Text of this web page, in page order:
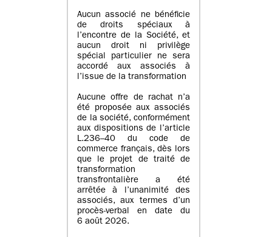
Aucun associé ne bénéficie
de droits spéciaux à
l’encontre de la Société, et
aucun droit ni privilège
spécial particulier ne sera
accordé aux associés à
l’issue de la transformation
Aucune offre de rachat n’a
été proposée aux associés
de la société, conformément
aux dispositions de l’article
L.236–40 du code de
commerce français, dès lors
que le projet de traité de
transformation
transfrontalière a été
arrêtée à l’unanimité des
associés, aux termes d’un
procès-verbal en date du
6 août 2026.